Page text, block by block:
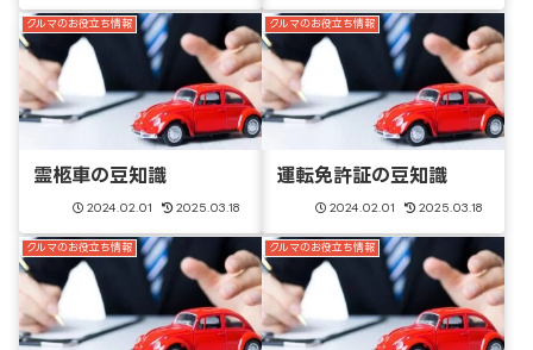
クルマのお役立ち情報
霊柩車の豆知識
2024.02.01 2025.03.18
クルマのお役立ち情報
運転免許証の豆知識
2024.02.01 2025.03.18
クルマのお役立ち情報 クルマのお役立ち情報